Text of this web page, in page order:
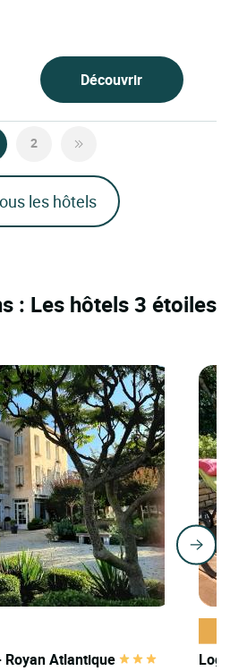
Découvrir
2
les hôtels
: Les hôtels 3 étoiles
Royan Atlantique